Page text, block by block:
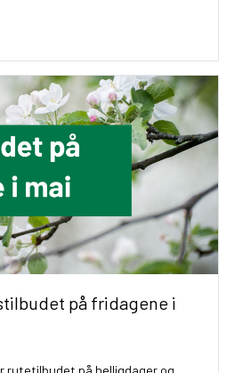
på fridagene i
rutetilbudet på helligdager og